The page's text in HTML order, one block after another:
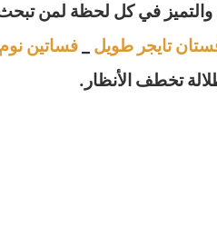
في كل لحظة لمن
تايجر طويل فساتين
تخطف الأنظار.